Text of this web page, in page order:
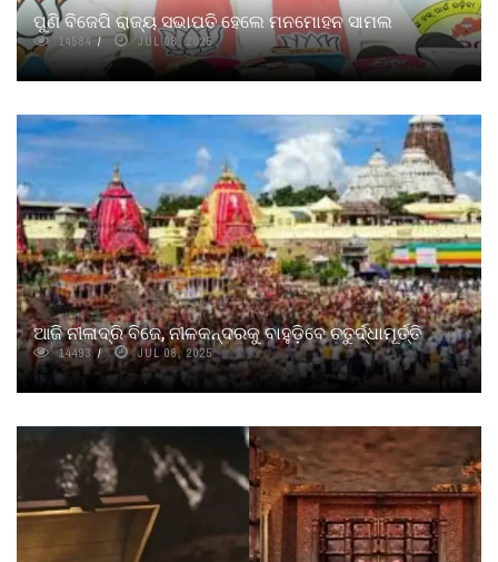
ପୁଣି ବିଜେପି ରାଜ୍ୟ ସଭାପତି ହେଲେ ମନମୋହନ ସାମଲ
14584 JUL 08, 2025
ଆଜି ନୀଳାଦ୍ରି ବିଜେ, ନୀଳକନ୍ଦରକୁ ବାହୁଡ଼ିବେ ଚତୁର୍ଦ୍ଧାମୂର୍ତ୍ତି
14493 JUL 08, 2025